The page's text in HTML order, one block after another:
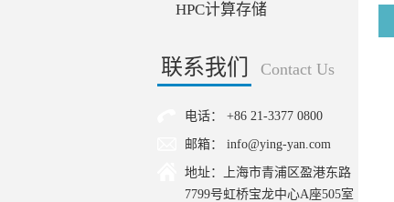
HPC计算存储
联系我们 Contact Us
电话： +86 21-3377 0800
邮箱： info@ying-yan.com
地址：上海市青浦区盈港东路
7799号虹桥宝龙中心A座505室